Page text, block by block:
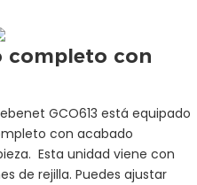
completo con
GCO613 está equipado
con acabado
Esta unidad viene con
de rejilla. Puedes ajustar